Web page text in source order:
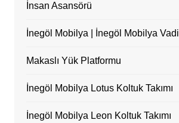
İnsan Asansörü
İnegöl Mobilya | İnegöl Mobilya Vadi
Makaslı Yük Platformu
İnegöl Mobilya Lotus Koltuk Takımı
İnegöl Mobilya Leon Koltuk Takımı